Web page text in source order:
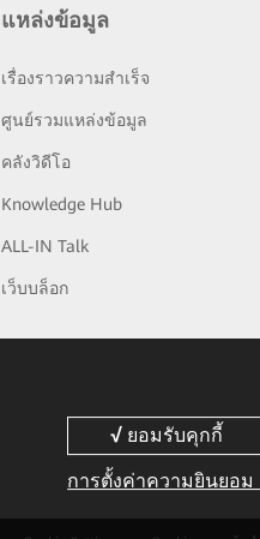
แหล่งข้อมูล
เรื่องราวความสำเร็จ
ศูนย์รวมแหล่งข้อมูล
คลังวิดีโอ
Knowledge Hub
ALL-IN Talk
เว็บบล็อก
การตั้งค่าความยินยอม